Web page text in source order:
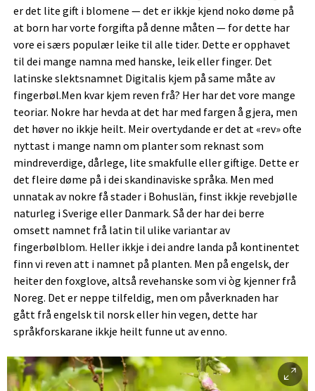
er det lite gift i blomene — det er ikkje kjend noko døme på
at born har vorte forgifta på denne måten — for dette har
vore ei særs populær leike til alle tider. Dette er opphavet
til dei mange namna med hanske, leik eller finger. Det
latinske slektsnamnet Digitalis kjem på same måte av
fingerbøl.Men kvar kjem reven frå? Her har det vore mange
teoriar. Nokre har hevda at det har med fargen å gjera, men
det høver no ikkje heilt. Meir overtydande er det at «rev» ofte
nyttast i mange namn om planter som reknast som
mindreverdige, dårlege, lite smakfulle eller giftige. Dette er
det fleire døme på i dei skandinaviske språka. Men med
unnatak av nokre få stader i Bohuslän, finst ikkje revebjølle
naturleg i Sverige eller Danmark. Så der har dei berre
omsett namnet frå latin til ulike variantar av
fingerbølblom. Heller ikkje i dei andre landa på kontinentet
finn vi reven att i namnet på planten. Men på engelsk, der
heiter den foxglove, altså revehanske som vi òg kjenner frå
Noreg. Det er neppe tilfeldig, men om påverknaden har
gått frå engelsk til norsk eller hin vegen, dette har
språkforskarane ikkje heilt funne ut av enno.